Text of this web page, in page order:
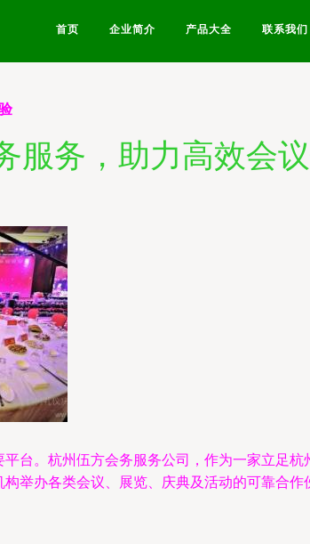
首页 企业简介 产品大全 联系我们
服务，助力高效会
台。杭州伍方会务服务公司，作为一家立足
举办各类会议、展览、庆典及活动的可靠合作